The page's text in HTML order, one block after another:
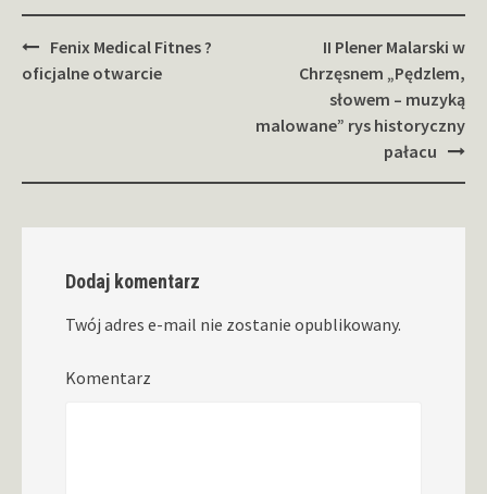
Zobacz
wpisy
Fenix Medical Fitnes ?
oficjalne otwarcie
II Plener Malarski w
Chrzęsnem „Pędzlem,
słowem – muzyką
malowane” rys historyczny
pałacu
Dodaj komentarz
Twój adres e-mail nie zostanie opublikowany.
Komentarz